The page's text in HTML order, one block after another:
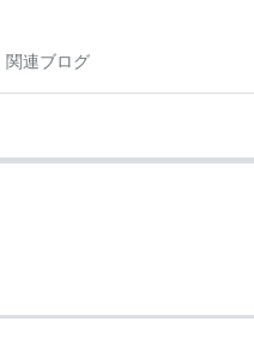
関連ブログ